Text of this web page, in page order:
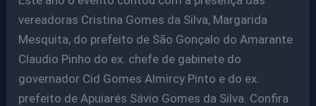
vereadoras Cristina Gomes da Silva, Margarida
Mesquita, do prefeito de São Gonçalo do Amarante
Claudio Pinho do ex. chefe de gabinete do
governador Cid Gomes Almircy Pinto e do ex.
prefeito de Apuiarés Sávio Gomes da Silva. Confira